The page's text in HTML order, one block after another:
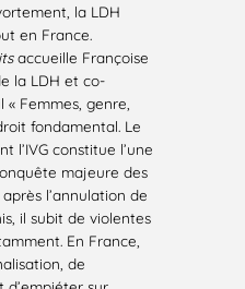
la LDH
en France.
accueille Françoise
la LDH et co-
Femmes, genre,
fondamental. Le
l’IVG constitue l’une
majeure des
l’annulation de
il subit de violentes
En France,
de